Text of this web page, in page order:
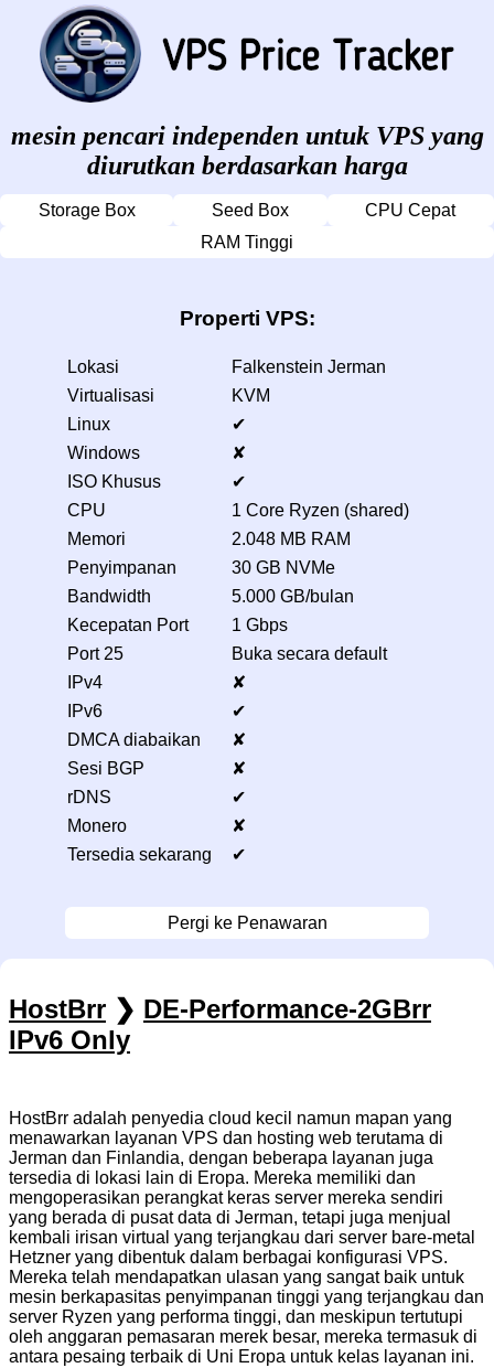
mesin pencari independen untuk VPS yang
diurutkan berdasarkan harga
Storage Box Seed Box
CPU Cepat
RAM Tinggi
Properti VPS:
Lokasi
Falkenstein Jerman
Virtualisasi
KVM
Linux
✔
Windows
✘
ISO Khusus
✔
CPU
1 Core Ryzen (shared)
Memori
2.048 MB RAM
Penyimpanan
30 GB NVMe
Bandwidth
5.000 GB/bulan
Kecepatan Port
1 Gbps
Port 25
Buka secara default
IPv4
✘
IPv6
✔
DMCA diabaikan
✘
Sesi BGP
✘
rDNS
✔
Monero
✘
Tersedia sekarang
✔
Pergi ke Penawaran
HostBrr ❯ DE-Performance-2GBrr
IPv6 Only
HostBrr adalah penyedia cloud kecil namun mapan yang
menawarkan layanan VPS dan hosting web terutama di
Jerman dan Finlandia, dengan beberapa layanan juga
tersedia di lokasi lain di Eropa. Mereka memiliki dan
mengoperasikan perangkat keras server mereka sendiri
yang berada di pusat data di Jerman, tetapi juga menjual
kembali irisan virtual yang terjangkau dari server bare-metal
Hetzner yang dibentuk dalam berbagai konfigurasi VPS.
Mereka telah mendapatkan ulasan yang sangat baik untuk
mesin berkapasitas penyimpanan tinggi yang terjangkau dan
server Ryzen yang performa tinggi, dan meskipun tertutupi
oleh anggaran pemasaran merek besar, mereka termasuk di
antara pesaing terbaik di Uni Eropa untuk kelas layanan ini.